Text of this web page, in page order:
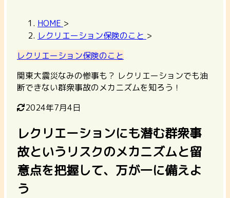
HOME >
レクリエーション保険のこと >
レクリエーション保険のこと
関東大震災なみの惨事も？ レクリエーションでも油
断できない群衆事故のメカニズムを知ろう！
2024年7月4日
レクリエーションにも潜む群衆事
故というリスクのメカニズムと留
意点を把握して、万が一に備えよ
う